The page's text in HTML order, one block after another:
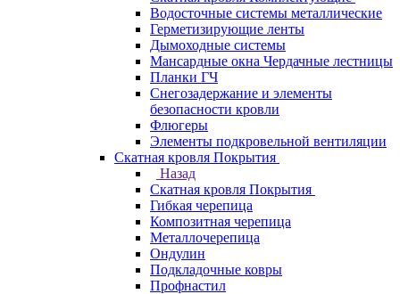
Водосточные системы металлические
Герметизирующие ленты
Дымоходные системы
Мансардные окна Чердачные лестницы
Планки ГЧ
Снегозадержание и элементы
безопасности кровли
Флюгеры
Элементы подкровельной вентиляции
Скатная кровля Покрытия
Назад
Скатная кровля Покрытия
Гибкая черепица
Композитная черепица
Металлочерепица
Ондулин
Подкладочные ковры
Профнастил